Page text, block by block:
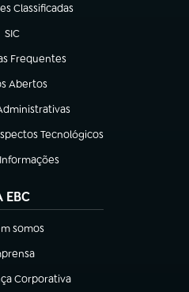
Classificadas
aba)
SIC
(abre em nova aba)
Frequentes
nova aba)
Abertos
nova aba)
aba)
Tecnológicos
nova aba)
EBC
somos
em nova aba)
em nova aba)
Corporativa
aba)